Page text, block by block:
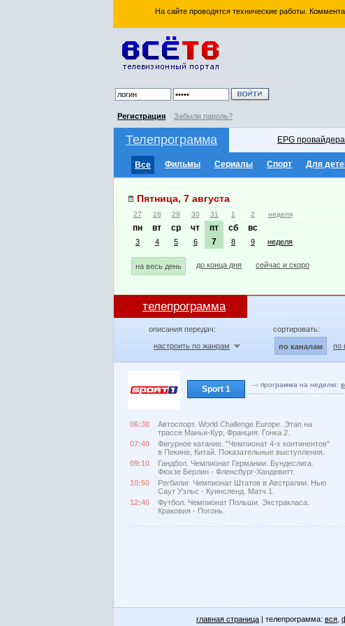
На сайте проводятся технические работы.
Регистрация Забыли пароль?
Телепрограмма EPG
Все Фильмы Сериалы Спорт Для
Пятница, 7 августа
27 28 29 30 31 1 2 неделя
пн вт ср чт пт сб вс
3 4 5 6 7 8 9 неделя
на весь день до конца дня сейчас и скоро
телепрограмма
описания передач:
настроить по жанрам
сортировать:
по каналам по
Sport 1 программа на неделю:
06:30
Автоспорт. World Challenge Europe. Этап на
трассе Маньи-Кур, Франция. Гонка 2.
07:40
Фигурное катание. "Чемпионат 4-х континентов"
в Пекине, Китай. Показательные выступления.
09:10
Гандбол. Чемпионат Германии. Бундеслига.
Фюхзе Берлин - Фленсбург-Хандевитт.
10:50
Регбилиг. Чемпионат Штатов в Австралии. Нью
Саут Уэльс - Куинсленд. Матч 1.
12:40
Футбол. Чемпионат Польши. Экстракласа.
Краковия - Погонь.
главная страница | телепрограмма: вся